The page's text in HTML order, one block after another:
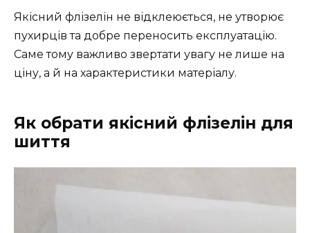
Якісний флізелін не відклеюється, не утворює
пухирців та добре переносить експлуатацію.
Саме тому важливо звертати увагу не лише на
ціну, а й на характеристики матеріалу.
Як обрати якісний флізелін для
шиття